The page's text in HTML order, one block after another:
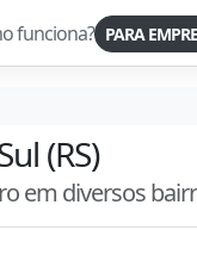
funciona? PARA
(RS)
em diversos